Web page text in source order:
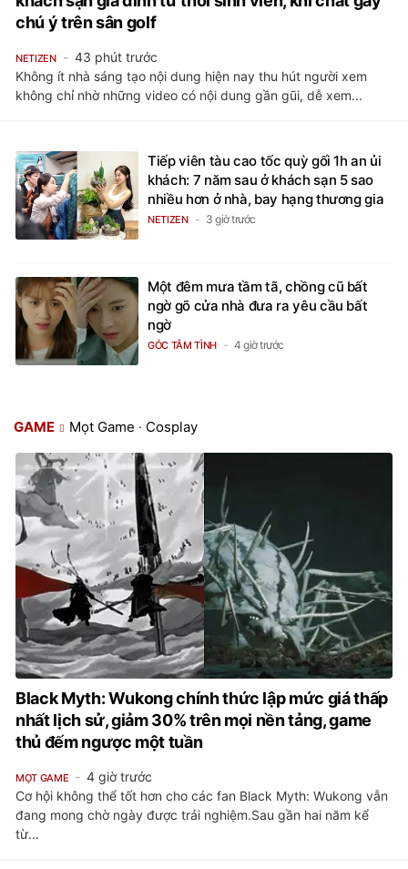
chú ý trên sân golf
NETIZEN
43 phút trước
Không ít nhà sáng tạo nội dung hiện nay thu hút người xem
không chỉ nhờ những video có nội dung gần gũi, dễ xem...
Tiếp viên tàu cao tốc quỳ gối 1h an ủi
khách: 7 năm sau ở khách sạn 5 sao
nhiều hơn ở nhà, bay hạng thương gia
NETIZEN 3 giờ trước
Một đêm mưa tầm tã, chồng cũ bất
ngờ gõ cửa nhà đưa ra yêu cầu bất
ngờ
GÓC TÂM TÌNH 4 giờ trước
GAME Mọt Game · Cosplay
Black Myth: Wukong chính thức lập mức giá thấp
nhất lịch sử, giảm 30% trên mọi nền tảng, game
thủ đếm ngược một tuần
MỌT GAME
4 giờ trước
Cơ hội không thể tốt hơn cho các fan Black Myth: Wukong vẫn
đang mong chờ ngày được trải nghiệm.Sau gần hai năm kể
từ...